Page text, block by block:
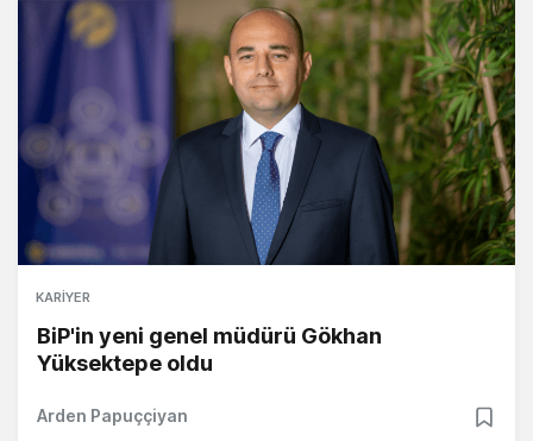
KARIYER
BiP'in yeni genel müdürü Gökhan
Yüksektepe oldu
Arden Papuççiyan